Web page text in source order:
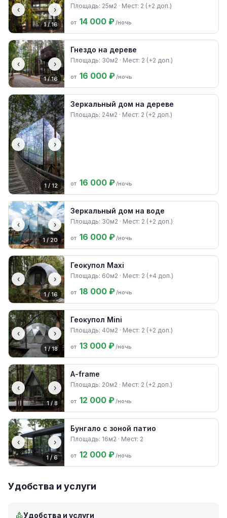
‹ ›
1 / 16
Площадь: 25м2 · Мест: 2 (+2 доп.)
от 14 000 ₽/ночь
‹ ›
1 / 16
Гнездо на дереве
Площадь: 30м2 · Мест: 2 (+2 доп.)
от 16 000 ₽/ночь
‹ ›
1 / 12
Зеркальный дом на дереве
Площадь: 24м2 · Мест: 2 (+2 доп.)
от 16 000 ₽ /ночь
‹ ›
1 / 20
Зеркальный дом на воде
Площадь: 30м2 · Мест: 2 (+2 доп.)
от 16 000 ₽ /ночь
‹ ›
1 / 16
Геокупол Maxi
Площадь: 60м2 · Мест: 2 (+4 доп.)
от 18 000 ₽ /ночь
‹ ›
1 / 18
Геокупол Mini
Площадь: 40м2 · Мест: 2 (+2 доп.)
от 13 000 ₽ /ночь
‹ ›
1 / 8
A-frame
Площадь: 20м2 · Мест: 2 (+2 доп.)
от 12 000 ₽ /ночь
‹ ›
1 / 6
Бунгало с зоной патио
Площадь: 16м2 · Мест: 2
от 12 000 ₽ /ночь
Удобства и услуги
Удобства и услуги